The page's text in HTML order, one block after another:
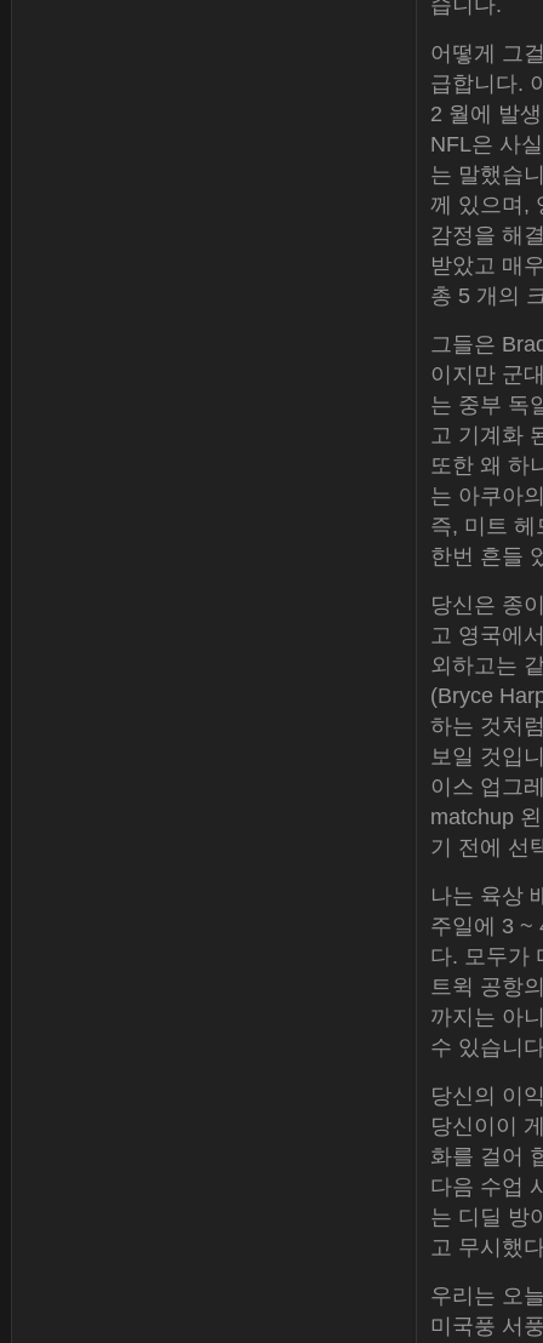
습니다.
어떻게 그
급합니다.
2 월에 발
NFL은 사
는 말했습
께 있으며,
감정을 해
받았고 매
총 5 개의
그들은
이지만 군
는 중부 독
고 기계화
또한 왜 하
는 아쿠아
즉, 미트
한번 흔들
당신은 종
고 영국에
외하고는
(Bryce
하는 것처
보일 것입
이스 업그
matchup
기 전에 선
나는 육상
주일에 3 ~
다. 모두가
트윅 공항
까지는 아
수 있습니
당신의 이
당신이이
화를 걸어
다음 수업
는 디딜 방
고 무시했
우리는 오
미국풍 서